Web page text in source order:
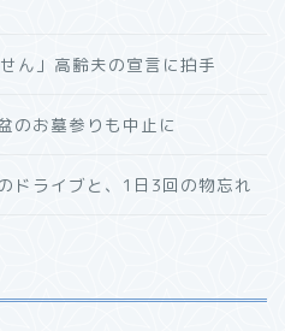
ん」高齢夫の宣言に拍手
のお墓参りも中止に
ドライブと、1日3回の物忘れ